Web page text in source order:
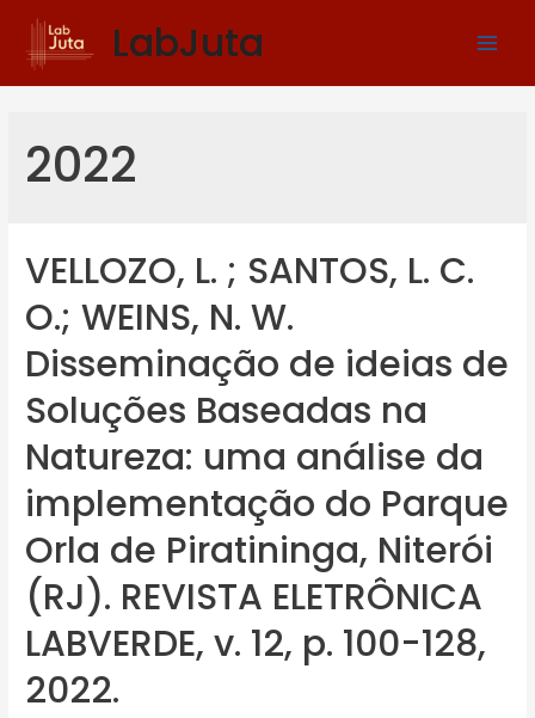
LabJuta
2022
VELLOZO, L. ; SANTOS, L. C.
O.; WEINS, N. W.
Disseminação de ideias de
Soluções Baseadas na
Natureza: uma análise da
implementação do Parque
Orla de Piratininga, Niterói
(RJ). REVISTA ELETRÔNICA
LABVERDE, v. 12, p. 100-128,
2022.